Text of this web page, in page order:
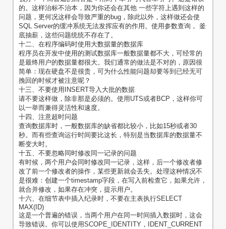
的。这样治标不治本，因为你还会在其他 一些字符上遇到这样的
问题，更何况这样会导致严重的bug，除此以外，这样做还会使
SQL Server的缓冲系统无法发挥应有的作用。使用参数查询， 釜
底抽薪，这些问题统统不存在了。
十二、在程序编码时使用大数据量的数据库
程序员在开发中使用的测试数据库一般数据量都不大，可经常的
是最终用户的数据量都很大。我们通常的做法是不对的，原因很
简单：现在硬盘不是很贵，可为什么性能问题却要等到已经无可
挽回的时候才被注意呢？
十三、不要使用INSERT导入大批的数据
请不要这样做，除非那是必须的。使用UTS或者BCP，这样你可
以一举而兼得灵活性和速度。
十四、注意超时问题
查询数据库时，一般数据库的缺省都比较小，比如15秒或者30
秒。而有些查询运行时间要比这长，特别是当数据库的数据量不
断变大时。
十五、不要忽略同时修改同一记录的问题
有时候，两个用户会同时修改同一记录，这样，后一个修改者修
改了前一个修改者的操作，某些更新就会丢失。处理这种情况不
是很难：创建一个timestamp字段，在写入前检查它，如果允许，
就合并修改，如果存在冲突，提示用户。
十六、在细节表中插入纪录时，不要在主表执行SELECT
MAX(ID)
这是一个普遍的错误，当两个用户在同一时间插入数据时，这会
导致错误。你可以使用SCOPE_IDENTITY，IDENT_CURRENT